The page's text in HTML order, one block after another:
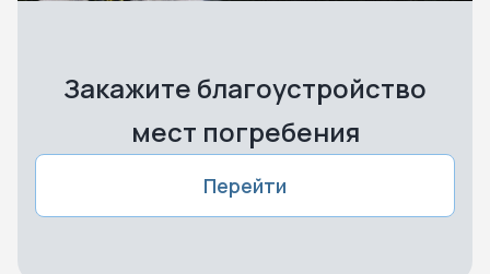
Закажите благоустройство
мест погребения
Перейти